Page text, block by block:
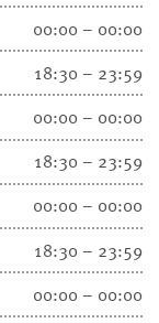
00:00 – 00:00
18:30 – 23:59
00:00 – 00:00
18:30 – 23:59
00:00 – 00:00
18:30 – 23:59
00:00 – 00:00